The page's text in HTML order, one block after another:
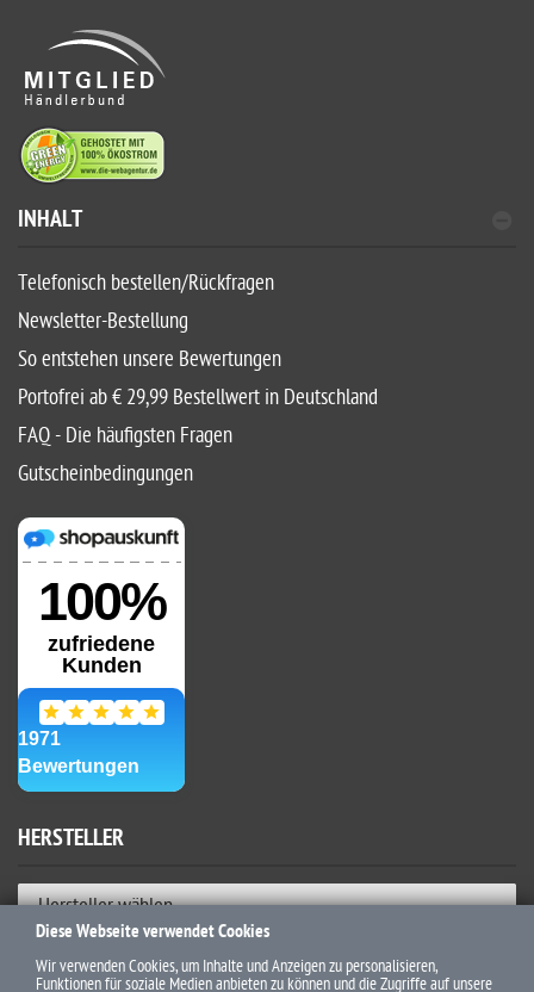
INHALT
Telefonisch bestellen/Rückfragen
Newsletter-Bestellung
So entstehen unsere Bewertungen
Portofrei ab € 29,99 Bestellwert in Deutschland
FAQ - Die häufigsten Fragen
Gutscheinbedingungen
HERSTELLER
Hersteller wählen
ZAHLUNGSWEISEN
Diese Webseite verwendet Cookies
Wir verwenden Cookies, um Inhalte und Anzeigen zu personalisieren,
Funktionen für soziale Medien anbieten zu können und die Zugriffe auf unsere